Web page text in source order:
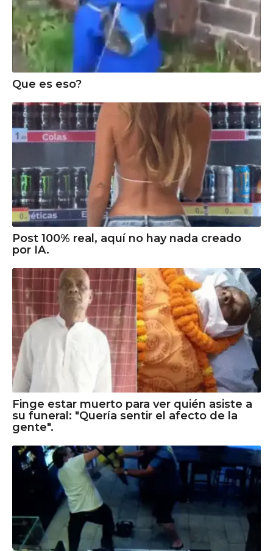
Que es eso?
Post 100% real, aquí no hay nada creado
por IA.
Finge estar muerto para ver quién asiste a
su funeral: "Quería sentir el afecto de la
gente".